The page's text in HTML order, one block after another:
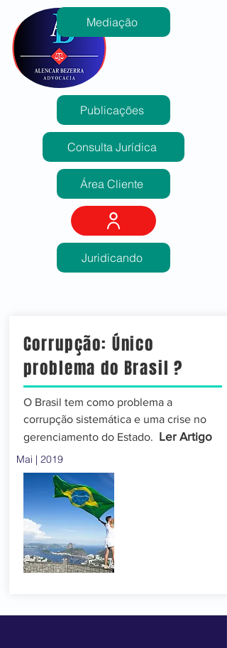
Mediação
Publicações
Consulta Jurídica
Área Cliente
Juridicando
Corrupção: Único
problema do Brasil ?
O Brasil tem como problema a
corrupção sistemática e uma crise no
gerenciamento do Estado. Ler Artigo
Mai | 2019